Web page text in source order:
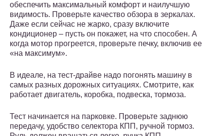
обеспечить максимальный комфорт и наилучшую
видимость. Проверьте качество обзора в зеркалах.
Даже если сейчас не жарко, сразу включите
кондиционер – пусть он покажет, на что способен. А
когда мотор прогреется, проверьте печку, включив ее
«на максимум».
В идеале, на тест-драйве надо погонять машину в
самых разных дорожных ситуациях. Смотрите, как
работает двигатель, коробка, подвеска, тормоза.
Тест начинается на парковке. Проверьте заднюю
передачу, удобство селектора КПП, ручной тормоз.